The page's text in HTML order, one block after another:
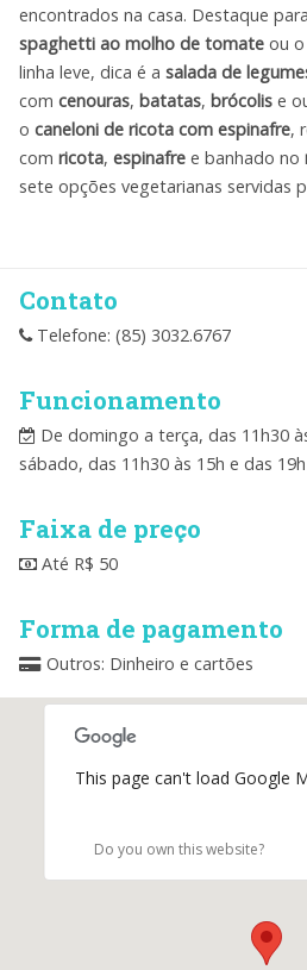
encontrados na casa. Destaque
spaghetti ao molho de tomate ou o
linha leve, dica é a salada de
com cenouras, batatas, brócolis e
o caneloni de ricota com espinafre,
com ricota, espinafre e banhado no
sete opções vegetarianas servidas
Contato
Telefone: (85) 3032.6767
Funcionamento
De domingo a terça, das 11h30
sábado, das 11h30 às 15h e das
Faixa de preço
Até R$ 50
Forma de pagamento
Outros: Dinheiro e cartões
This page can't load Google
Do you own this website?